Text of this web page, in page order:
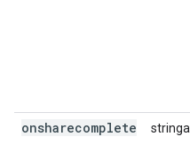
onsharecomplete stringa